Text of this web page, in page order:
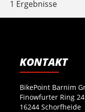
1 Ergebnisse
KONTAKT
BikePoint Barnim
Finowfurter Ring 24
16244 Schorfheide